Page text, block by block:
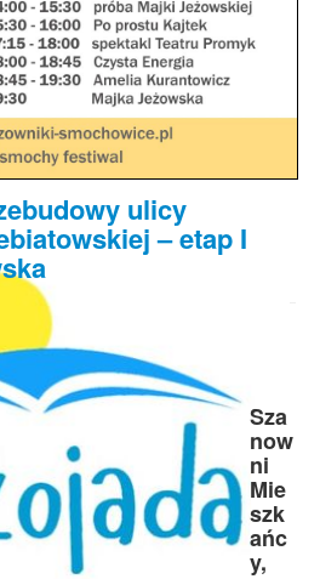
ulicy
– etap I
Sza
now
ni
Mie
szk
ańc
y,